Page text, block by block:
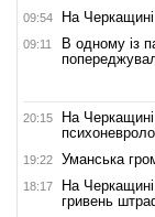
09:54 На
09:11
В одному із
20:15
На
19:22 Уманська
18:17
На
гривень